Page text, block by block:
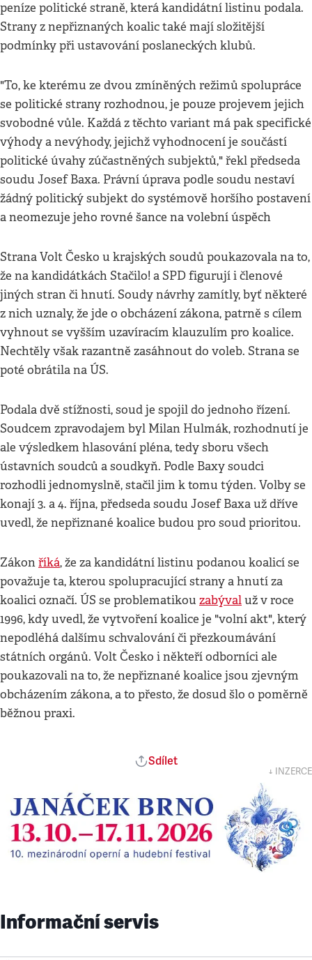
peníze politické straně, která kandidátní listinu podala.
Strany z nepřiznaných koalic také mají složitější
podmínky při ustavování poslaneckých klubů.
"To, ke kterému ze dvou zmíněných režimů spolupráce
se politické strany rozhodnou, je pouze projevem jejich
svobodné vůle. Každá z těchto variant má pak specifické
výhody a nevýhody, jejichž vyhodnocení je součástí
politické úvahy zúčastněných subjektů," řekl předseda
soudu Josef Baxa. Právní úprava podle soudu nestaví
žádný politický subjekt do systémově horšího postavení
a neomezuje jeho rovné šance na volební úspěch
Strana Volt Česko u krajských soudů poukazovala na to,
že na kandidátkách Stačilo! a SPD figurují i členové
jiných stran či hnutí. Soudy návrhy zamítly, byť některé
z nich uznaly, že jde o obcházení zákona, patrně s cílem
vyhnout se vyšším uzavíracím klauzulím pro koalice.
Nechtěly však razantně zasáhnout do voleb. Strana se
poté obrátila na ÚS.
Podala dvě stížnosti, soud je spojil do jednoho řízení.
Soudcem zpravodajem byl Milan Hulmák, rozhodnutí je
ale výsledkem hlasování pléna, tedy sboru všech
ústavních soudců a soudkyň. Podle Baxy soudci
rozhodli jednomyslně, stačil jim k tomu týden. Volby se
konají 3. a 4. října, předseda soudu Josef Baxa už dříve
uvedl, že nepřiznané koalice budou pro soud prioritou.
Zákonříká, že za kandidátní listinu podanou koalicí se
považuje ta, kterou spolupracující strany a hnutí za
koalici označí. ÚS se problematikou zabývaluž v roce
1996, kdy uvedl, že vytvoření koalice je "volní akt", který
nepodléhá dalšímu schvalování či přezkoumávání
státních orgánů. Volt Česko i někteří odborníci ale
poukazovali na to, že nepřiznané koalice jsou zjevným
obcházením zákona, a to přesto, že dosud šlo o poměrně
běžnou praxi.
Sdílet
↓ INZERCE
Informační servis